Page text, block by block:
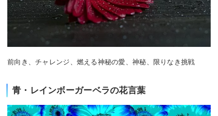
前向き、チャレンジ、燃える神秘の愛、神秘、限りなき挑戦
青・レインボーガーベラの花言葉